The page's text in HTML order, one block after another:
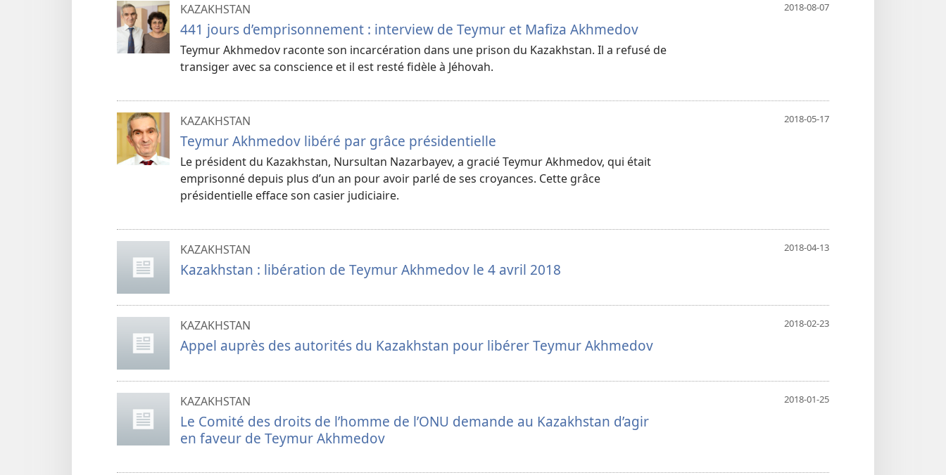
2018-08-07
KAZAKHSTAN
441 jours d’emprisonnement : interview de Teymur et Mafiza Akhmedov
Teymur Akhmedov raconte son incarcération dans une prison du Kazakhstan. Il a refusé de
transiger avec sa conscience et il est resté fidèle à Jéhovah.
2018-05-17
KAZAKHSTAN
Teymur Akhmedov libéré par grâce présidentielle
Le président du Kazakhstan, Nursultan Nazarbayev, a gracié Teymur Akhmedov, qui était
emprisonné depuis plus d’un an pour avoir parlé de ses croyances. Cette grâce
présidentielle efface son casier judiciaire.
2018-04-13
KAZAKHSTAN
Kazakhstan : libération de Teymur Akhmedov le 4 avril 2018
2018-02-23
KAZAKHSTAN
Appel auprès des autorités du Kazakhstan pour libérer Teymur Akhmedov
2018-01-25
KAZAKHSTAN
Le Comité des droits de l’homme de l’ONU demande au Kazakhstan d’agir
en faveur de Teymur Akhmedov